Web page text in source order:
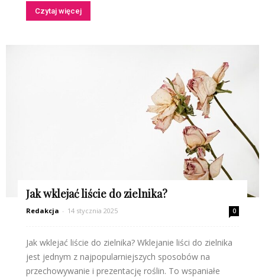
Czytaj więcej
Jak wklejać liście do zielnika?
Redakcja - 14 stycznia 2025 0
Jak wklejać liście do zielnika? Wklejanie liści do zielnika
jest jednym z najpopularniejszych sposobów na
przechowywanie i prezentację roślin. To wspaniałe